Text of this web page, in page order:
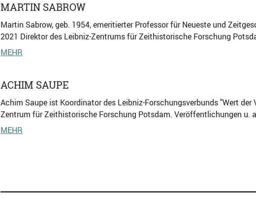
MARTIN SABROW
Martin Sabrow, geb. 1954, emeritierter Professor für Neueste und
2021 Direktor des Leibniz-Zentrums für Zeithistorische Forschung
MEHR
ACHIM SAUPE
Achim Saupe ist Koordinator des Leibniz-Forschungsverbunds "Wert
Zentrum für Zeithistorische Forschung Potsdam. Veröffentlichungen u.
MEHR